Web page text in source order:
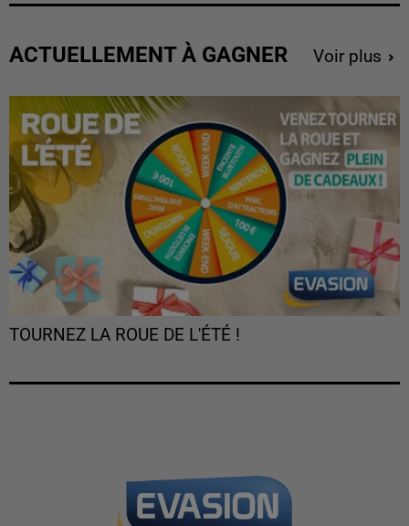
ACTUELLEMENT À GAGNER Voir plus
TOURNEZ LA ROUE DE L'ÉTÉ !